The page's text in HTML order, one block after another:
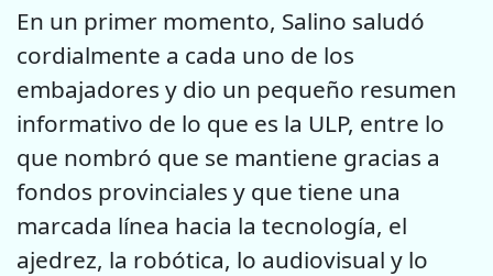
En un primer momento, Salino saludó
cordialmente a cada uno de los
embajadores y dio un pequeño resumen
informativo de lo que es la ULP, entre lo
que nombró que se mantiene gracias a
fondos provinciales y que tiene una
marcada línea hacia la tecnología, el
ajedrez, la robótica, lo audiovisual y lo